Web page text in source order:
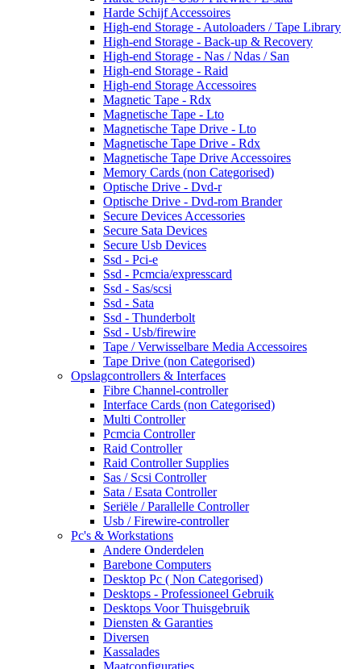
Harde Schijf Accessoires
High-end Storage - Autoloaders / Tape Library
High-end Storage - Back-up & Recovery
High-end Storage - Nas / Ndas / San
High-end Storage - Raid
High-end Storage Accessoires
Magnetic Tape - Rdx
Magnetische Tape - Lto
Magnetische Tape Drive - Lto
Magnetische Tape Drive - Rdx
Magnetische Tape Drive Accessoires
Memory Cards (non Categorised)
Optische Drive - Dvd-r
Optische Drive - Dvd-rom Brander
Secure Devices Accessories
Secure Sata Devices
Secure Usb Devices
Ssd - Pci-e
Ssd - Pcmcia/expresscard
Ssd - Sas/scsi
Ssd - Sata
Ssd - Thunderbolt
Ssd - Usb/firewire
Tape / Verwisselbare Media Accessoires
Tape Drive (non Categorised)
Opslagcontrollers & Interfaces
Fibre Channel-controller
Interface Cards (non Categorised)
Multi Controller
Pcmcia Controller
Raid Controller
Raid Controller Supplies
Sas / Scsi Controller
Sata / Esata Controller
Seriële / Parallelle Controller
Usb / Firewire-controller
Pc's & Workstations
Andere Onderdelen
Barebone Computers
Desktop Pc ( Non Categorised)
Desktops - Professioneel Gebruik
Desktops Voor Thuisgebruik
Diensten & Garanties
Diversen
Kassalades
Maatconfiguraties